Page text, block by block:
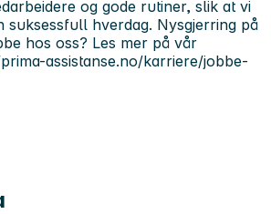
og gode rutiner, slik at vi
suksessfull hverdag. Nysgjerring på
hos oss? Les mer på vår
assistanse.no/karriere/jobbe-